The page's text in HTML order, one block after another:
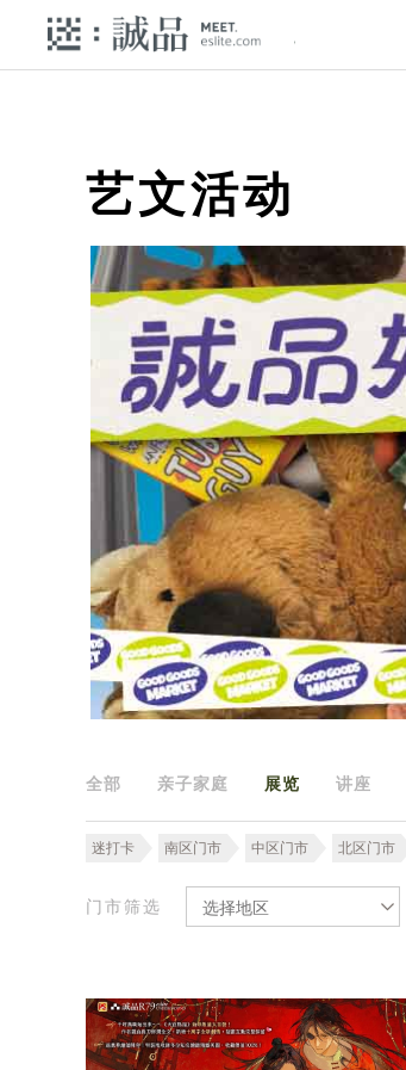
艺文活动
全部 亲子家庭 展览 讲座
迷打卡 南区门市 中区门市 北区门市
门市筛选 选择地区